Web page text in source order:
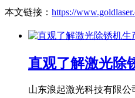
本文链接： https://
直观了解激光除
山东浪起激光科技有限